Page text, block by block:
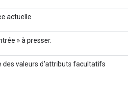
actuelle
» à presser.
des valeurs d'attributs facultatifs